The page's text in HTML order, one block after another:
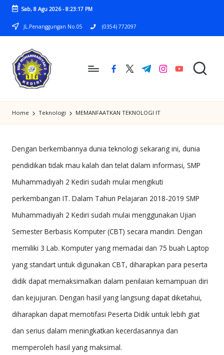
Skip
content
Sab, 8 Agu 2026-8:23:17 PM
JL.Penanggungan No.05 (0354) 772097
S
M
M
U
H
A
M
M
A
D
IY
A
H
2
MUHAMMADIYAH
KEDIRI
facebook.com
twitter.com
t.me instagram.com
youtube.com
Home Teknologi MEMANFAATKAN TEKNOLOGI IT
Dengan berkembannya dunia teknologi sekarang ini, dunia
pendidikan tidak mau kalah dan telat dalam informasi, SMP
Muhammadiyah 2 Kediri sudah mulai mengikuti
perkembangan IT. Dalam Tahun Pelajaran 2018-2019 SMP
Muhammadiyah 2 Kediri sudah mulai menggunakan Ujian
Semester Berbasis Komputer (CBT) secara mandiri. Dengan
memiliki 3 Lab. Komputer yang memadai dan 75 buah Laptop
yang standart untuk digunakan CBT, diharapkan para peserta
didik dapat memaksimalkan dalam penilaian kemampuan diri
dan kejujuran. Dengan hasil yang langsung dapat diketahui,
diharapkan dapat memotifasi Peserta Didik untuk lebih giat
dan serius dalam meningkatkan kecerdasannya dan
memperoleh hasil yang maksimal.